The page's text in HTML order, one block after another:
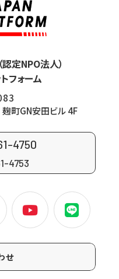
定NPO法人）
フォーム
町GN安田ビル 4F
4750
4753
せ